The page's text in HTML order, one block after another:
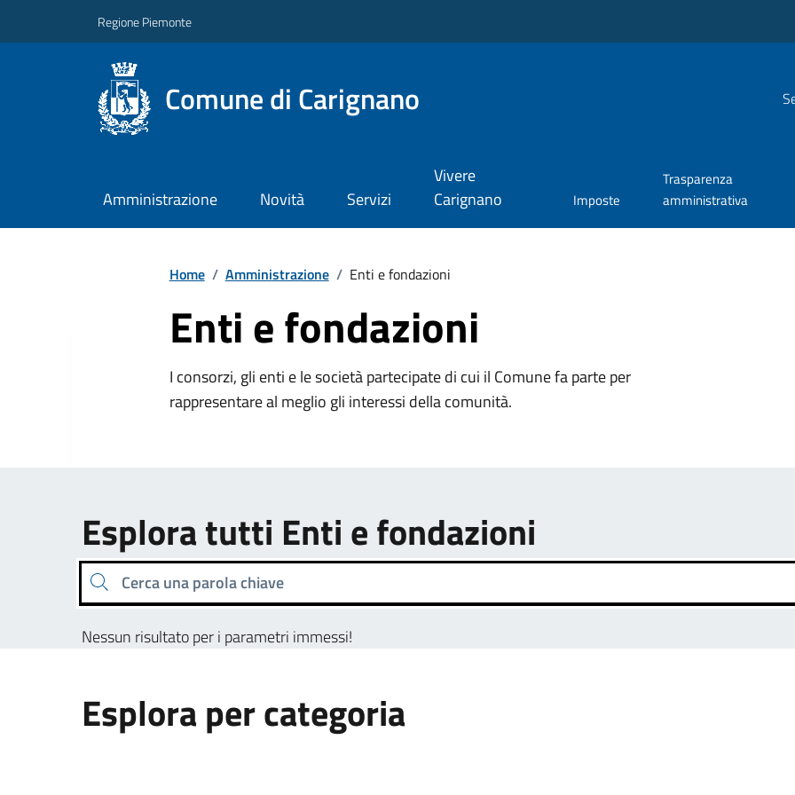
Regione Piemonte
Comune di Carignano
Amministrazione Novità Servizi
Vivere
Carignano
Imposte
Trasparenza
amministrativa
Home / Amministrazione / Enti e fondazioni
Enti e fondazioni
I consorzi, gli enti e le società partecipate di cui il Comune fa parte per
rappresentare al meglio gli interessi della comunità.
Esplora tutti Enti e fondazioni
Cerca una parola chiave
Nessun risultato per i parametri immessi!
Esplora per categoria